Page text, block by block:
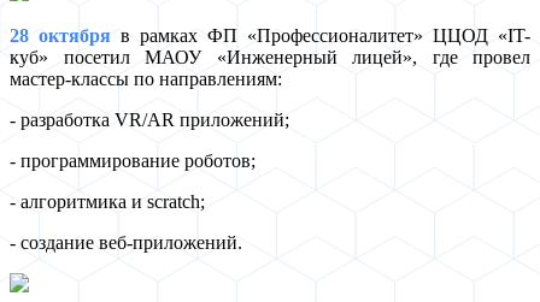
28 октября в рамках ФП «Профессионалитет» ЦЦОД «IT-
куб» посетил МАОУ «Инженерный лицей», где провел
мастер-классы по направлениям:
- разработка VR/AR приложений;
- программирование роботов;
- алгоритмика и scratch;
- создание веб-приложений.